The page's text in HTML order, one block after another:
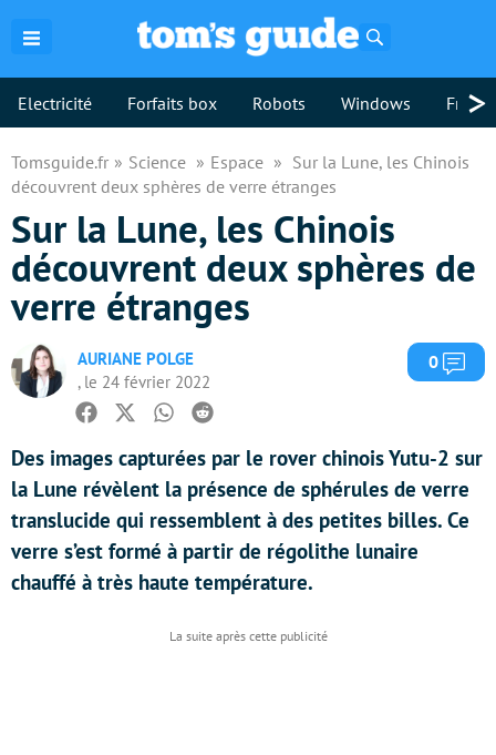
Electricité Forfaits box Robots Windows >
Tomsguide.fr Science Espace
Sur la Lune, les Chinois
découvrent deux sphères de verre étranges
Sur la Lune, les Chinois
découvrent deux sphères de
verre étranges
AURIANE POLGE
, le 24 février 2022
0
Facebook
TwitterWhatsapp
Reddit
Des images capturées par le rover chinois Yutu-2 sur
la Lune révèlent la présence de sphérules de verre
translucide qui ressemblent à des petites billes. Ce
verre s’est formé à partir de régolithe lunaire
chauffé à très haute température.